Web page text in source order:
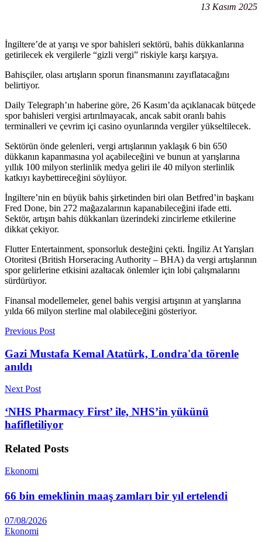
13 Kasım 2025
İngiltere’de at yarışı ve spor bahisleri sektörü, bahis dükkanlarına
getirilecek ek vergilerle “gizli vergi” riskiyle karşı karşıya.
Bahisçiler, olası artışların sporun finansmanını zayıflatacağını
belirtiyor.
Daily Telegraph’ın haberine göre, 26 Kasım’da açıklanacak bütçede
spor bahisleri vergisi artırılmayacak, ancak sabit oranlı bahis
terminalleri ve çevrim içi casino oyunlarında vergiler yükseltilecek.
Sektörün önde gelenleri, vergi artışlarının yaklaşık 6 bin 650
dükkanın kapanmasına yol açabileceğini ve bunun at yarışlarına
yıllık 100 milyon sterlinlik medya geliri ile 40 milyon sterlinlik
katkıyı kaybettireceğini söylüyor.
İngiltere’nin en büyük bahis şirketinden biri olan Betfred’in başkanı
Fred Done, bin 272 mağazalarının kapanabileceğini ifade etti.
Sektör, artışın bahis dükkanları üzerindeki zincirleme etkilerine
dikkat çekiyor.
Flutter Entertainment, sponsorluk desteğini çekti. İngiliz At Yarışları
Otoritesi (British Horseracing Authority – BHA) da vergi artışlarının
spor gelirlerine etkisini azaltacak önlemler için lobi çalışmalarını
sürdürüyor.
Finansal modellemeler, genel bahis vergisi artışının at yarışlarına
yılda 66 milyon sterline mal olabileceğini gösteriyor.
Previous Post
Gazi Mustafa Kemal Atatürk, Londra'da törenle
anıldı
Next Post
‘NHS Pharmacy First’ ile, NHS’in yükünü
hafifletiliyor
Related Posts
Ekonomi
66 bin emeklinin maaş zamları bir yıl ertelendi
07/08/2026
Ekonomi